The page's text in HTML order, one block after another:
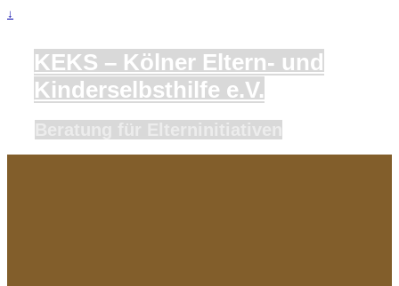
↓
KEKS – Kölner Eltern- und
Kinderselbsthilfe e.V.